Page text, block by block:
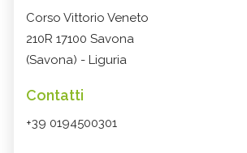
Corso Vittorio Veneto
210R 17100 Savona
(Savona) - Liguria
Contatti
+39 0194500301